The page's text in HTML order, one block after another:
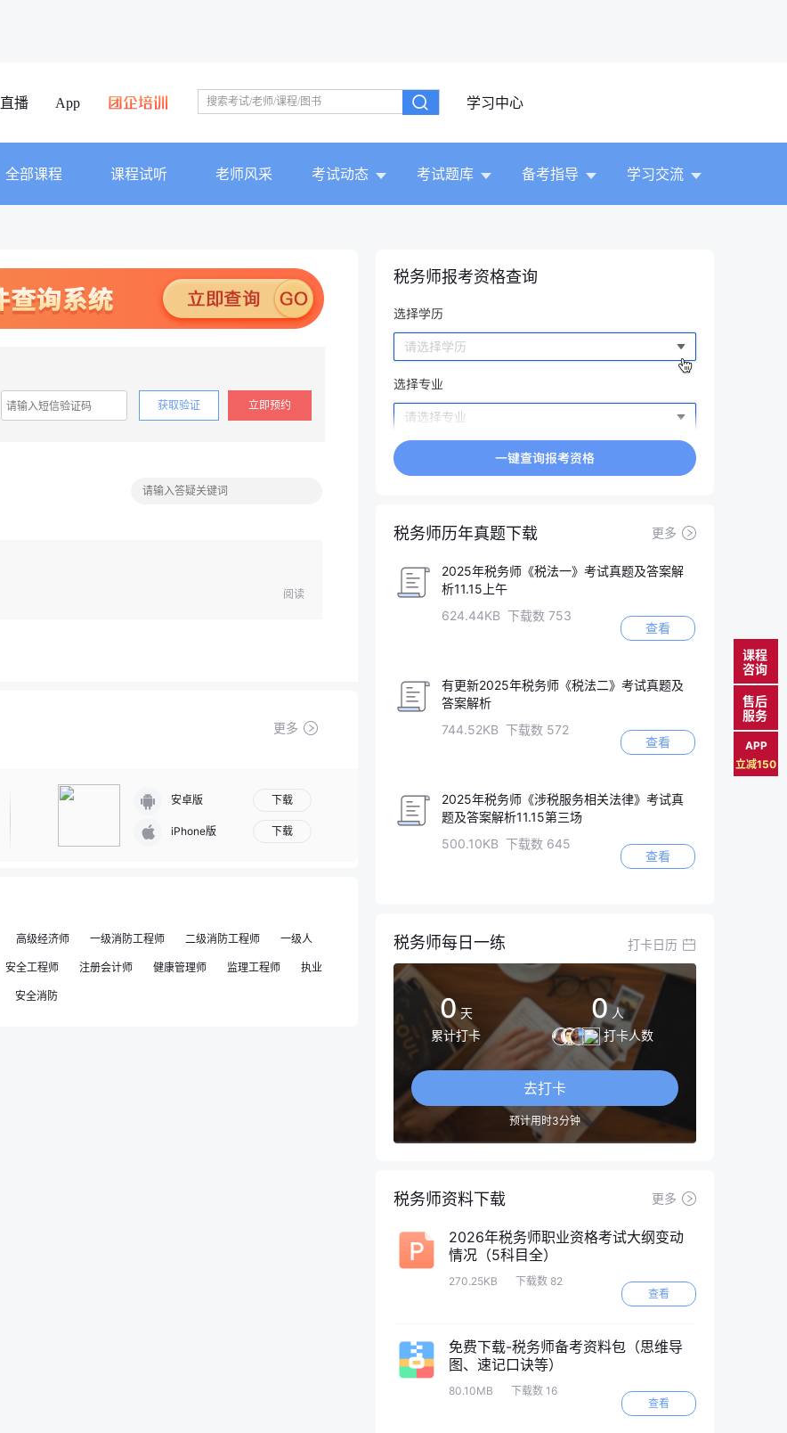
直播 App 学习中心
全部课程 课程试听 老师风采 考试动态 考试题库 备考指导 学习交流
获取验证 立即预约
阅读
更多
安卓版 下载
iPhone版 下载
高级经济师 一级消防工程师 二级消防工程师 一级人
安全工程师 注册会计师 健康管理师 监理工程师 执业
安全消防
税务师报考资格查询
税务师历年真题下载 更多
2025年税务师《税法一》考试真题及答案解
析11.15上午
624.44KB 下载数 753
查看
有更新2025年税务师《税法二》考试真题及
答案解析
744.52KB 下载数 572
查看
2025年税务师《涉税服务相关法律》考试真
题及答案解析11.15第三场
500.10KB 下载数 645
查看
税务师每日一练 打卡日历
0 天
累计打卡
0 人
打卡人数
去打卡
预计用时3分钟
税务师资料下载 更多
2026年税务师职业资格考试大纲变动
情况（5科目全）
270.25KB
下载数 82
查看
免费下载-税务师备考资料包（思维导
图、速记口诀等）
80.10MB
下载数 16
查看
课程
咨询
售后
服务
APP
立减150